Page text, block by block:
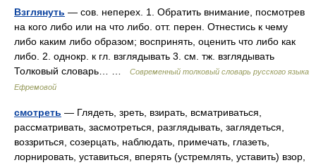
Взглянуть — сов. неперех. 1. Обратить внимание, посмотрев
на кого либо или на что либо. отт. перен. Отнестись к чему
либо каким либо образом; воспринять, оценить что либо как
либо. 2. однокр. к гл. взглядывать 3. см. тж. взглядывать
Толковый словарь… …
Современный толковый словарь русского языка
Ефремовой
смотреть — Глядеть, зреть, взирать, всматриваться,
рассматривать, засмотреться, разглядывать, заглядеться,
воззриться, созерцать, наблюдать, примечать, глазеть,
лорнировать, уставиться, вперять (устремлять, уставить) взор,